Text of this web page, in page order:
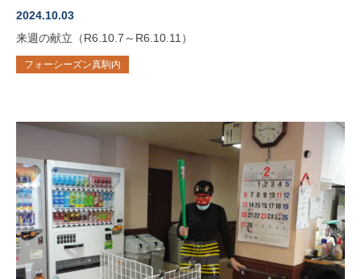
2024.10.03
来週の献立（R6.10.7～R6.10.11）
フォーシーズン真駒内